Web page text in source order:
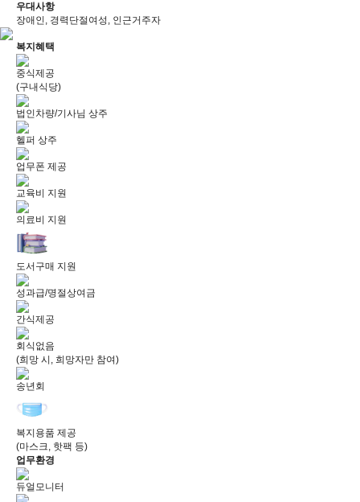
우대사항
장애인, 경력단절여성, 인근거주자
복지혜택
중식제공
(구내식당)
법인차량/기사님 상주
헬퍼 상주
업무폰 제공
교육비 지원
의료비 지원
도서구매 지원
성과급/명절상여금
간식제공
회식없음
(희망 시, 희망자만 참여)
송년회
복지용품 제공
(마스크, 핫팩 등)
업무환경
듀얼모니터